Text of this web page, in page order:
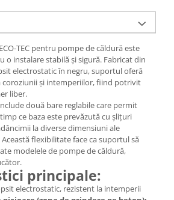
TEC pentru pompe de căldură este
o instalare stabilă și sigură. Fabricat din
electrostatic în negru, suportul oferă
și intemperiilor, fiind potrivit
liber.
două bare reglabile care permit
ce baza este prevăzută cu șlițuri
la diverse dimensiuni ale
flexibilitate face ca suportul să
modelele de pompe de căldură,
principale:
electrostatic, rezistent la intemperii